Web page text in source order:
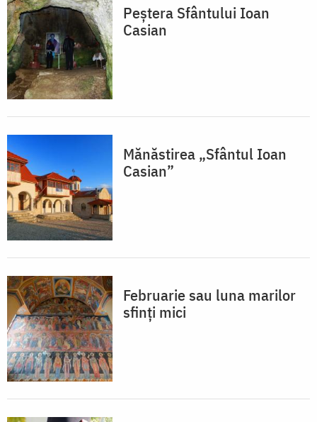
Peștera Sfântului Ioan
Casian
Mănăstirea „Sfântul Ioan
Casian”
Februarie sau luna marilor
sfinți mici